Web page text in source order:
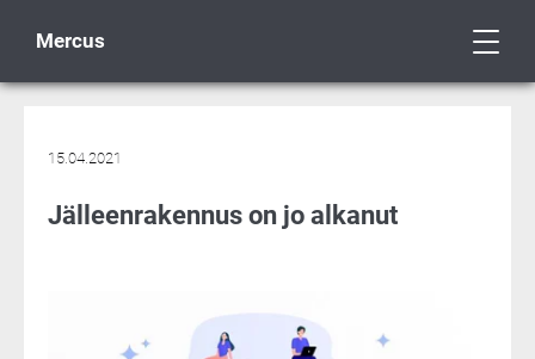
Mercus
15.04.2021
Jälleenrakennus on jo alkanut